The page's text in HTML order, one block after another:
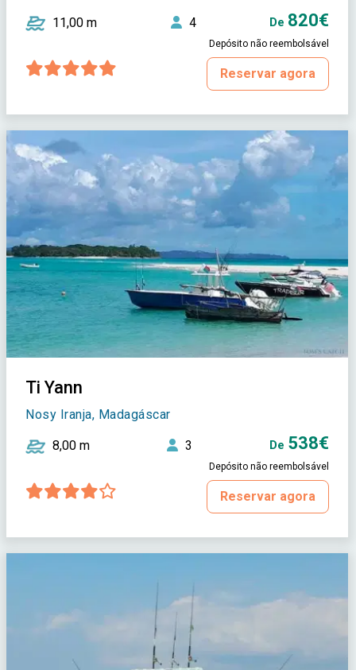
11,00 m 4 De 820€
Depósito não reembolsável
Reservar agora
Ti Yann
Nosy Iranja, Madagáscar
8,00 m 3 De 538€
Depósito não reembolsável
Reservar agora